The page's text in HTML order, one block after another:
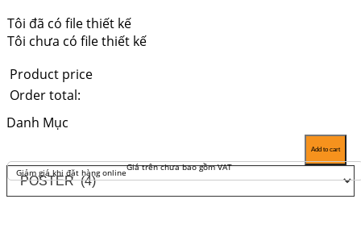
Tôi đã có file thiết kế
Tôi chưa có file thiết kế
Product price
Order total:
Add to cart
Danh Mục